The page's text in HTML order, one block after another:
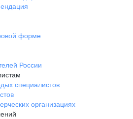
форме
России
специалистов
организациях